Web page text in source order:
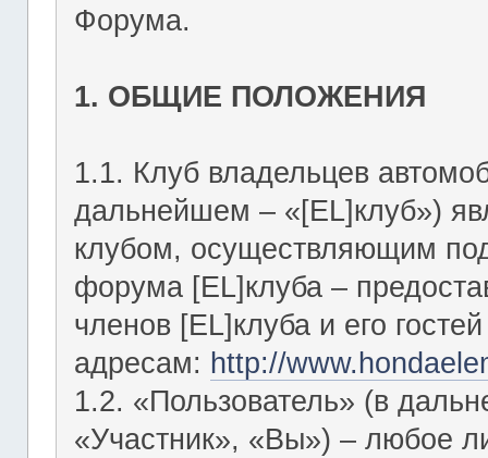
Форума.
1. ОБЩИЕ ПОЛОЖЕНИЯ
1.1. Клуб владельцев
дальнейшем – «[EL]клуб»)
клубом, осуществляющим
форума [EL]клуба –
членов [EL]клуба и его
адресам: http://
1.2. «Пользователь» (в
«Участник», «Вы») – любое